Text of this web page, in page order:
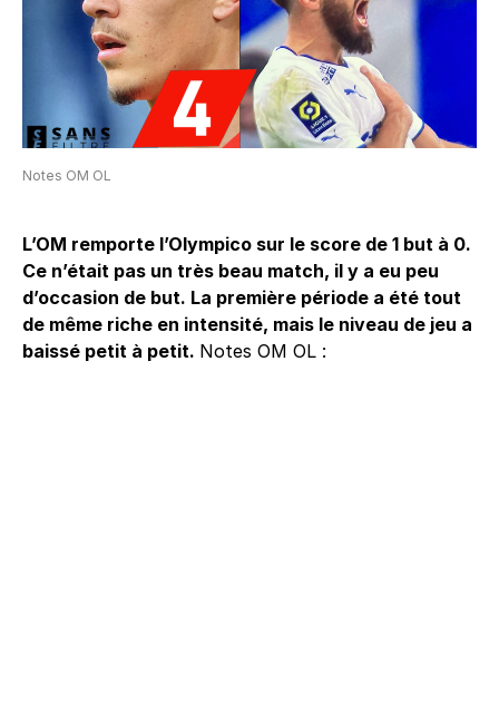
Notes OM OL
L’OM remporte l’Olympico sur le score de 1 but à 0.
Ce n’était pas un très beau match, il y a eu peu
d’occasion de but. La première période a été tout
de même riche en intensité, mais le niveau de jeu a
baissé petit à petit. Notes OM OL :